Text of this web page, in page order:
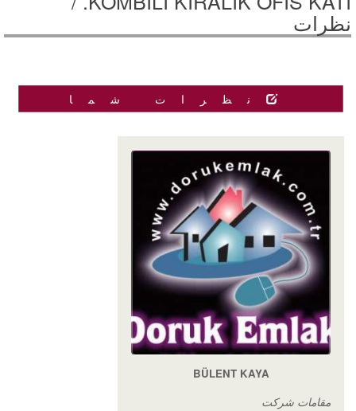
نظرات
نظرات شما
BÜLENT KAYA
مقامات شرکت